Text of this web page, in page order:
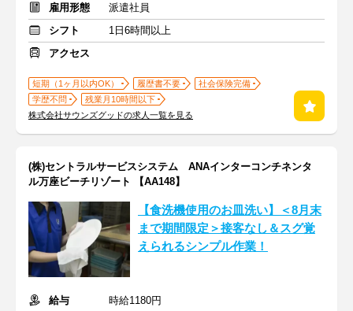
雇用形態
派遣社員
シフト
1日6時間以上
アクセス
短期（1ヶ月以内OK） 履歴書不要
社会保険完備
学歴不問
残業月10時間以下
株式会社サウンズグッドの求人一覧を見る
(株)セントラルサービスシステム ANAインターコンチネンタ
ル万座ビーチリゾート 【AA148】
【食洗機使用のお皿洗い】＜8月末
まで期間限定＞接客なし＆スグ覚
えられるシンプル作業！
給与
時給1180円